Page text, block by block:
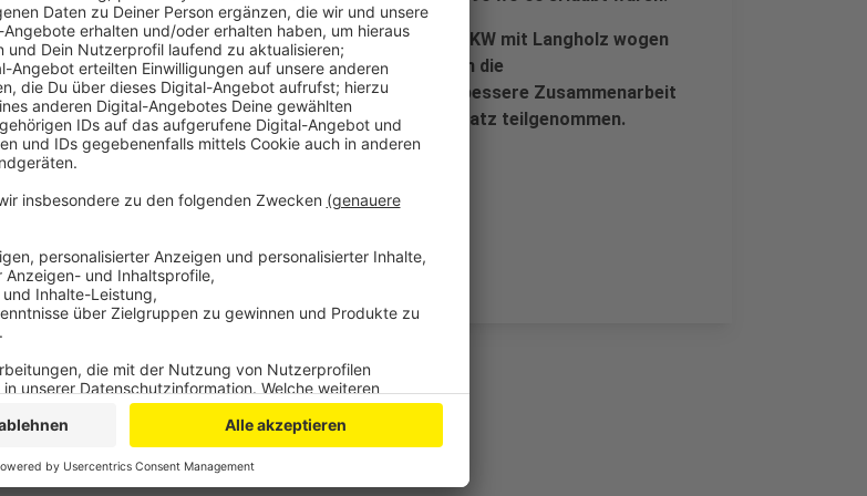
ist auch zu schwerer Schwerlastverkehr. Zwei LKW mit Langholz wogen
Drittel mehr als erlaubt war. Ziel des Einsatzes waren die
in der Grenzregion aber auch eine bessere Zusammenarbeit
Denn auch die belgische Polizei hat an dem Einsatz teilgenommen.
Freitag, 07.02.2020 14:36